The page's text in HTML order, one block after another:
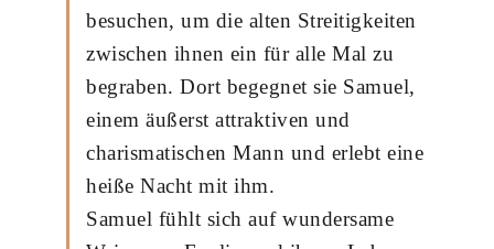
besuchen, um die alten Streitigkeiten
zwischen ihnen ein für alle Mal zu
begraben. Dort begegnet sie Samuel,
einem äußerst attraktiven und
charismatischen Mann und erlebt eine
heiße Nacht mit ihm.
Samuel fühlt sich auf wundersame